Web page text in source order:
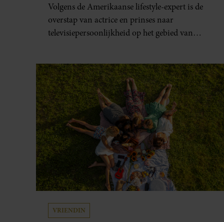
Volgens de Amerikaanse lifestyle-expert is de
overstap van actrice en prinses naar
televisiepersoonlijkheid op het gebied van
VRIENDIN